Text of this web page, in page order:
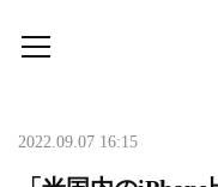
2022.09.07 16:15